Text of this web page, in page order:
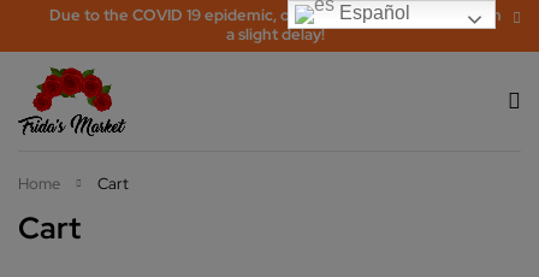
Due to the COVID 19 epidemic, orders may be processed with
a slight delay!
Cart
Home Cart
Español